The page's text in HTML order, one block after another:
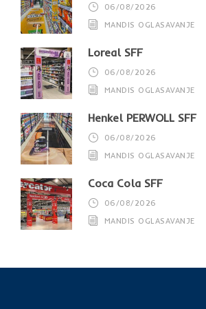
06/08/2026
MANDIS OGLASAVANJE
Loreal SFF
06/08/2026
MANDIS OGLASAVANJE
Henkel PERWOLL SFF
06/08/2026
MANDIS OGLASAVANJE
Coca Cola SFF
06/08/2026
MANDIS OGLASAVANJE